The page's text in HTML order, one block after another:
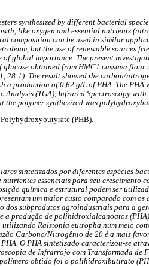
synthesized by different bacterial
like oxygen and essential nutrients
composition can be used in similar
but the use of renewable sources
global importance. The present
obtained from HMC1 cassava flour
The result showed the carbon/
production of 0,62 g/L of PHA. The PHA
(TGA), Infrared Spectroscopy with
polymer synthesized was
(PHB).
sintetizados por diferentes espécies
essenciais para seu crescimento
química e estrutural podem ser
um maior custo comparado com os
dos subprodutos agroindustriais para a
a produção de polihidroxialcanoatos
Ralstonia eutropha num meio
Carbono/Nitrogênio de 20 é a mais
O PHA sintetizado caracterizou-se
de Infrarrojo com Transformada de
obtido foi o polihidroxibutirato